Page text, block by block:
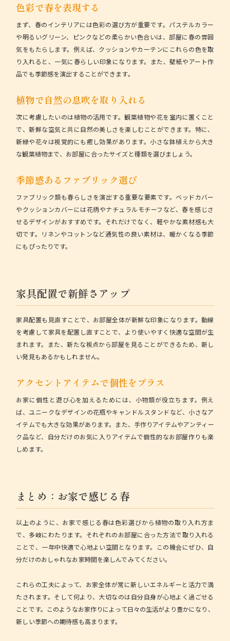
色彩で春を表現する
まず、春のインテリアには色彩の選び方が重要です。パステルカラー
や明るいグリーン、ピンクなどの柔らかい色合いは、部屋に春の雰囲
気をもたらします。例えば、クッションやカーテンにこれらの色を取
り入れると、一気に春らしい印象になります。また、壁紙やアート作
品でも季節感を演出することができます。
植物で自然の息吹を取り入れる
次に考慮したいのは植物の活用です。観葉植物や花を室内に置くこと
で、新鮮な空気と共に自然の美しさを楽しむことができます。特に、
新緑や花々は視覚的にも癒し効果があります。小さな鉢植えから大き
な観葉植物まで、お部屋に合ったサイズと種類を選びましょう。
季節感あるファブリック選び
ファブリック類も春らしさを演出する重要な要素です。ベッドカバー
やクッションカバーには花柄やナチュラルモチーフなど、春を感じさ
せるデザインがおすすめです。それだけでなく、軽やかな素材感も大
切です。リネンやコットンなど通気性の良い素材は、暖かくなる季節
にもぴったりです。
家具配置で新鮮さアップ
家具配置も見直すことで、お部屋全体が新鮮な印象になります。動線
を考慮して家具を配置し直すことで、より使いやすく快適な空間が生
まれます。また、新たな視点から部屋を見ることができるため、新し
い発見もあるかもしれません。
アクセントアイテムで個性をプラス
お家に個性と遊び心を加えるためには、小物類が役立ちます。例え
ば、ユニークなデザインの花瓶やキャンドルスタンドなど、小さなア
イテムでも大きな効果があります。また、手作りアイテムやアンティー
ク品など、自分だけのお気に入りアイテムで個性的なお部屋作りも楽
しめます。
まとめ：お家で感じる春
以上のように、お家で感じる春は色彩選びから植物の取り入れ方ま
で、多岐にわたります。それぞれのお部屋に合った方法で取り入れる
ことで、一年中快適で心地よい空間となります。この機会にぜひ、自
分だけのおしゃれなお家時間を楽しんでみてください。
これらの工夫によって、お家全体が常に新しいエネルギーと活力で満
たされます。そして何より、大切なのは自分自身が心地よく過ごせる
ことです。このようなお家作りによって日々の生活がより豊かになり、
新しい季節への期待感も高まります。